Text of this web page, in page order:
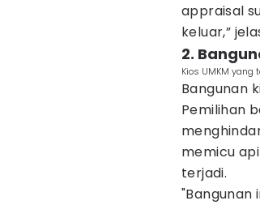
appraisal
keluar,”
2.
Kios UMKM
Bangunan
Pemilihan
memicu
terjadi.
"Bangunan